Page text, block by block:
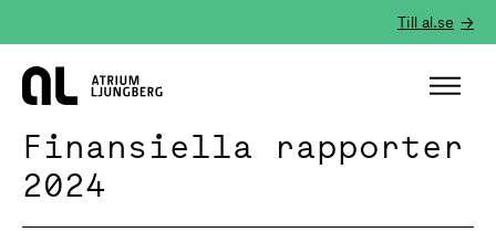
Till al.se
Hem
Finansiella rapporter
2024